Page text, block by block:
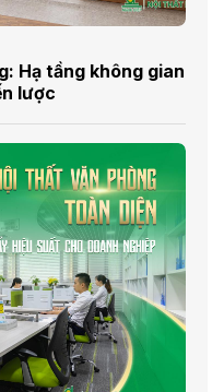
Hạ tầng không gian
lược